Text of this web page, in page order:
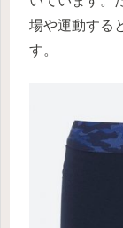
場や運動する
す。